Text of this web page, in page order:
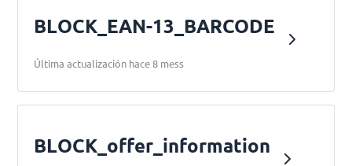
BLOCK_EAN-13_BARCODE
Última actualización hace 8 mess
BLOCK_offer_information